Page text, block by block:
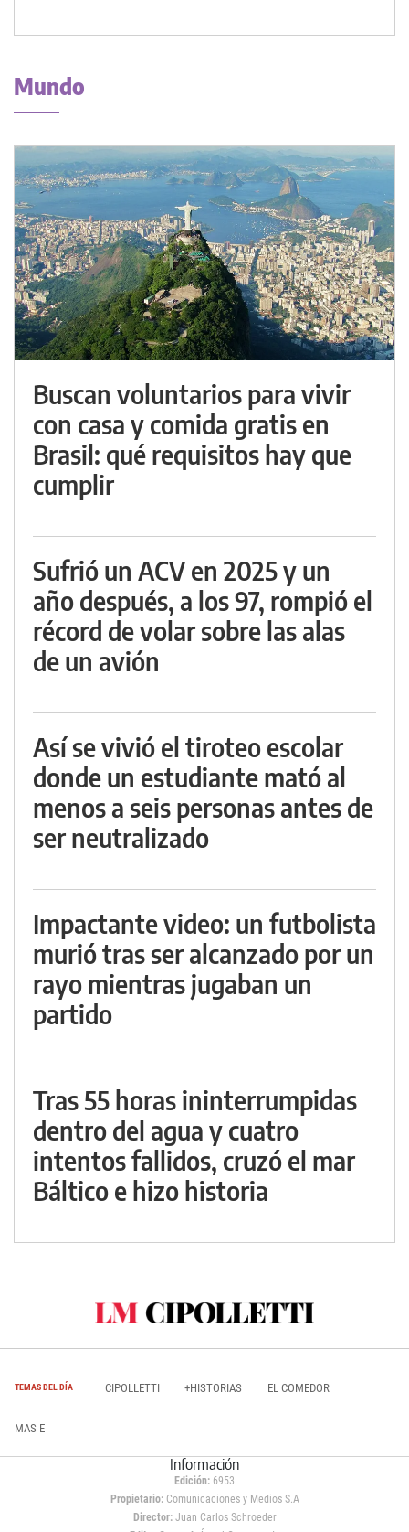
Mundo
Buscan voluntarios para vivir
con casa y comida gratis en
Brasil: qué requisitos hay que
cumplir
Sufrió un ACV en 2025 y un
año después, a los 97, rompió el
récord de volar sobre las alas
de un avión
Así se vivió el tiroteo escolar
donde un estudiante mató al
menos a seis personas antes de
ser neutralizado
Impactante video: un futbolista
murió tras ser alcanzado por un
rayo mientras jugaban un
partido
Tras 55 horas ininterrumpidas
dentro del agua y cuatro
intentos fallidos, cruzó el mar
Báltico e hizo historia
TEMAS DEL DÍA CIPOLLETTI +HISTORIAS EL COMEDOR
MAS E
Información
Edición: 6953
Propietario:Comunicaciones y Medios S.A
Director: Juan Carlos Schroeder